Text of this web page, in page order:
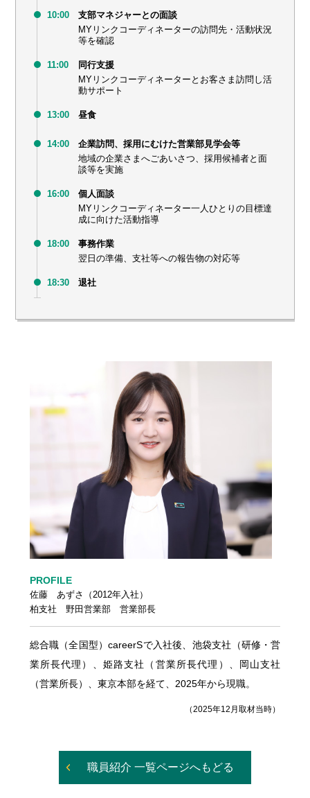
10:00
支部マネジャーとの面談
MYリンクコーディネーターの訪問先・活動状況
等を確認
11:00
同行支援
MYリンクコーディネーターとお客さま訪問し活
動サポート
13:00 昼食
14:00
企業訪問、採用にむけた営業部見学会等
地域の企業さまへごあいさつ、採用候補者と面
談等を実施
16:00
個人面談
MYリンクコーディネーター一人ひとりの目標達
成に向けた活動指導
18:00
事務作業
翌日の準備、支社等への報告物の対応等
18:30 退社
PROFILE
佐藤 あずさ（2012年入社）
柏支社 野田営業部 営業部長
総合職（全国型）careerSで入社後、池袋支社（研修・営
業所長代理）、姫路支社（営業所長代理）、岡山支社
（営業所長）、東京本部を経て、2025年から現職。
（2025年12月取材当時）
職員紹介 一覧ページへもどる